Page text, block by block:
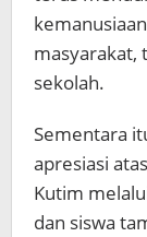
masyarakat,
sekolah.
Sementara
apresiasi
Kutim
dan siswa